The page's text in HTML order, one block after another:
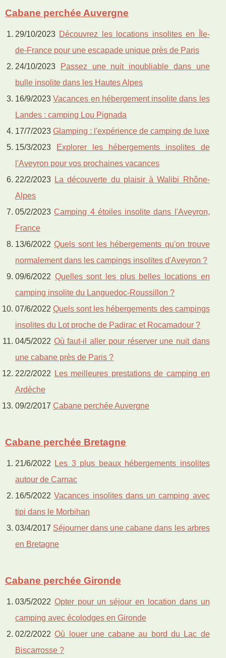
Cabane perchée Auvergne
29/10/2023 Découvrez les locations insolites en Île-
de-France pour une escapade unique près de Paris
24/10/2023
Passez une nuit inoubliable dans une
bulle insolite dans les Hautes Alpes
16/9/2023Vacances en hébergement insolite dans les
Landes : camping Lou Pignada
17/7/2023 Glamping : l'expérience de camping de luxe
15/3/2023
Explorer les hébergements insolites de
l'Aveyron pour vos prochaines vacances
22/2/2023 La découverte du plaisir à Walibi Rhône-
Alpes
05/2/2023Camping 4 étoiles insolite dans l'Aveyron,
France
13/6/2022Quels sont les hébergements qu'on trouve
normalement dans les campings insolites d'Aveyron ?
09/6/2022 Quelles sont les plus belles locations en
camping insolite du Languedoc-Roussillon ?
07/6/2022Quels sont les hébergements des campings
insolites du Lot proche de Padirac et Rocamadour ?
04/5/2022 Où faut-il aller pour réserver une nuit dans
une cabane près de Paris ?
22/2/2022
Les meilleures prestations de camping en
Ardèche
09/2/2017 Cabane perchée Auvergne
Cabane perchée Bretagne
21/6/2022
Les 3 plus beaux hébergements insolites
autour de Carnac
16/5/2022Vacances insolites dans un camping avec
tipi dans le Morbihan
03/4/2017 Séjourner dans une cabane dans les arbres
en Bretagne
Cabane perchée Gironde
03/5/2022 Opter pour un séjour en location dans un
camping avec écolodges en Gironde
02/2/2022Où louer une cabane au bord du Lac de
Biscarrosse ?